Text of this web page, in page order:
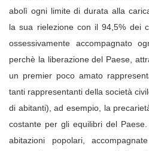
abolì ogni limite di durata alla
la sua rielezione con il 94,5% dei
ossessivamente accompagnato
perchè la liberazione del Paese,
un premier poco amato
tanti rappresentanti della società
di abitanti), ad esempio, la
costante per gli equilibri del
abitazioni popolari,